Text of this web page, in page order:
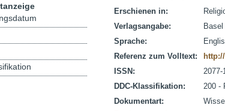
Erschienen in:
Verlagsangabe:
Basel
Sprache:
Referenz zum Volltext:
ISSN:
2077-
DDC-Klassifikation:
200 -
Dokumentart: